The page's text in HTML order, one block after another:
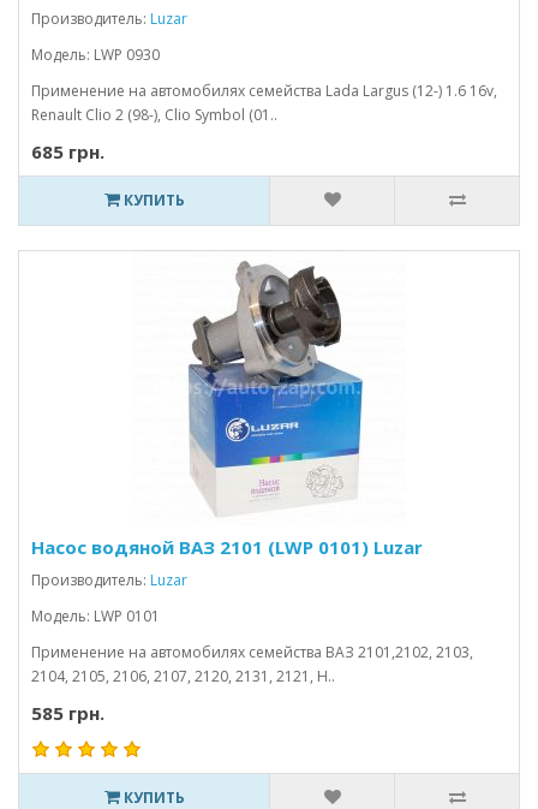
Производитель: Luzar
Модель: LWP 0930
Применение на автомобилях семейства Lada Largus (12-) 1.6 16v,
Renault Clio 2 (98-), Clio Symbol (01..
685 грн.
КУПИТЬ
Насос водяной ВАЗ 2101 (LWP 0101) Luzar
Производитель: Luzar
Модель: LWP 0101
Применение на автомобилях семейства ВАЗ 2101,2102, 2103,
2104, 2105, 2106, 2107, 2120, 2131, 2121, Н..
585 грн.
КУПИТЬ